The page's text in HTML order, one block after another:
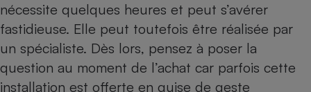
nécessite quelques heures et peut s’avérer
fastidieuse. Elle peut toutefois être réalisée par
un spécialiste. Dès lors, pensez à poser la
question au moment de l’achat car parfois cette
installation est offerte en guise de geste